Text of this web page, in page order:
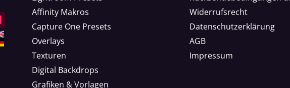
Affinity Makros
Capture One Presets
Overlays
Texturen
Digital Backdrops
Grafiken & Vorlagen
Widerrufsrecht
Datenschutzerklärung
AGB
Impressum